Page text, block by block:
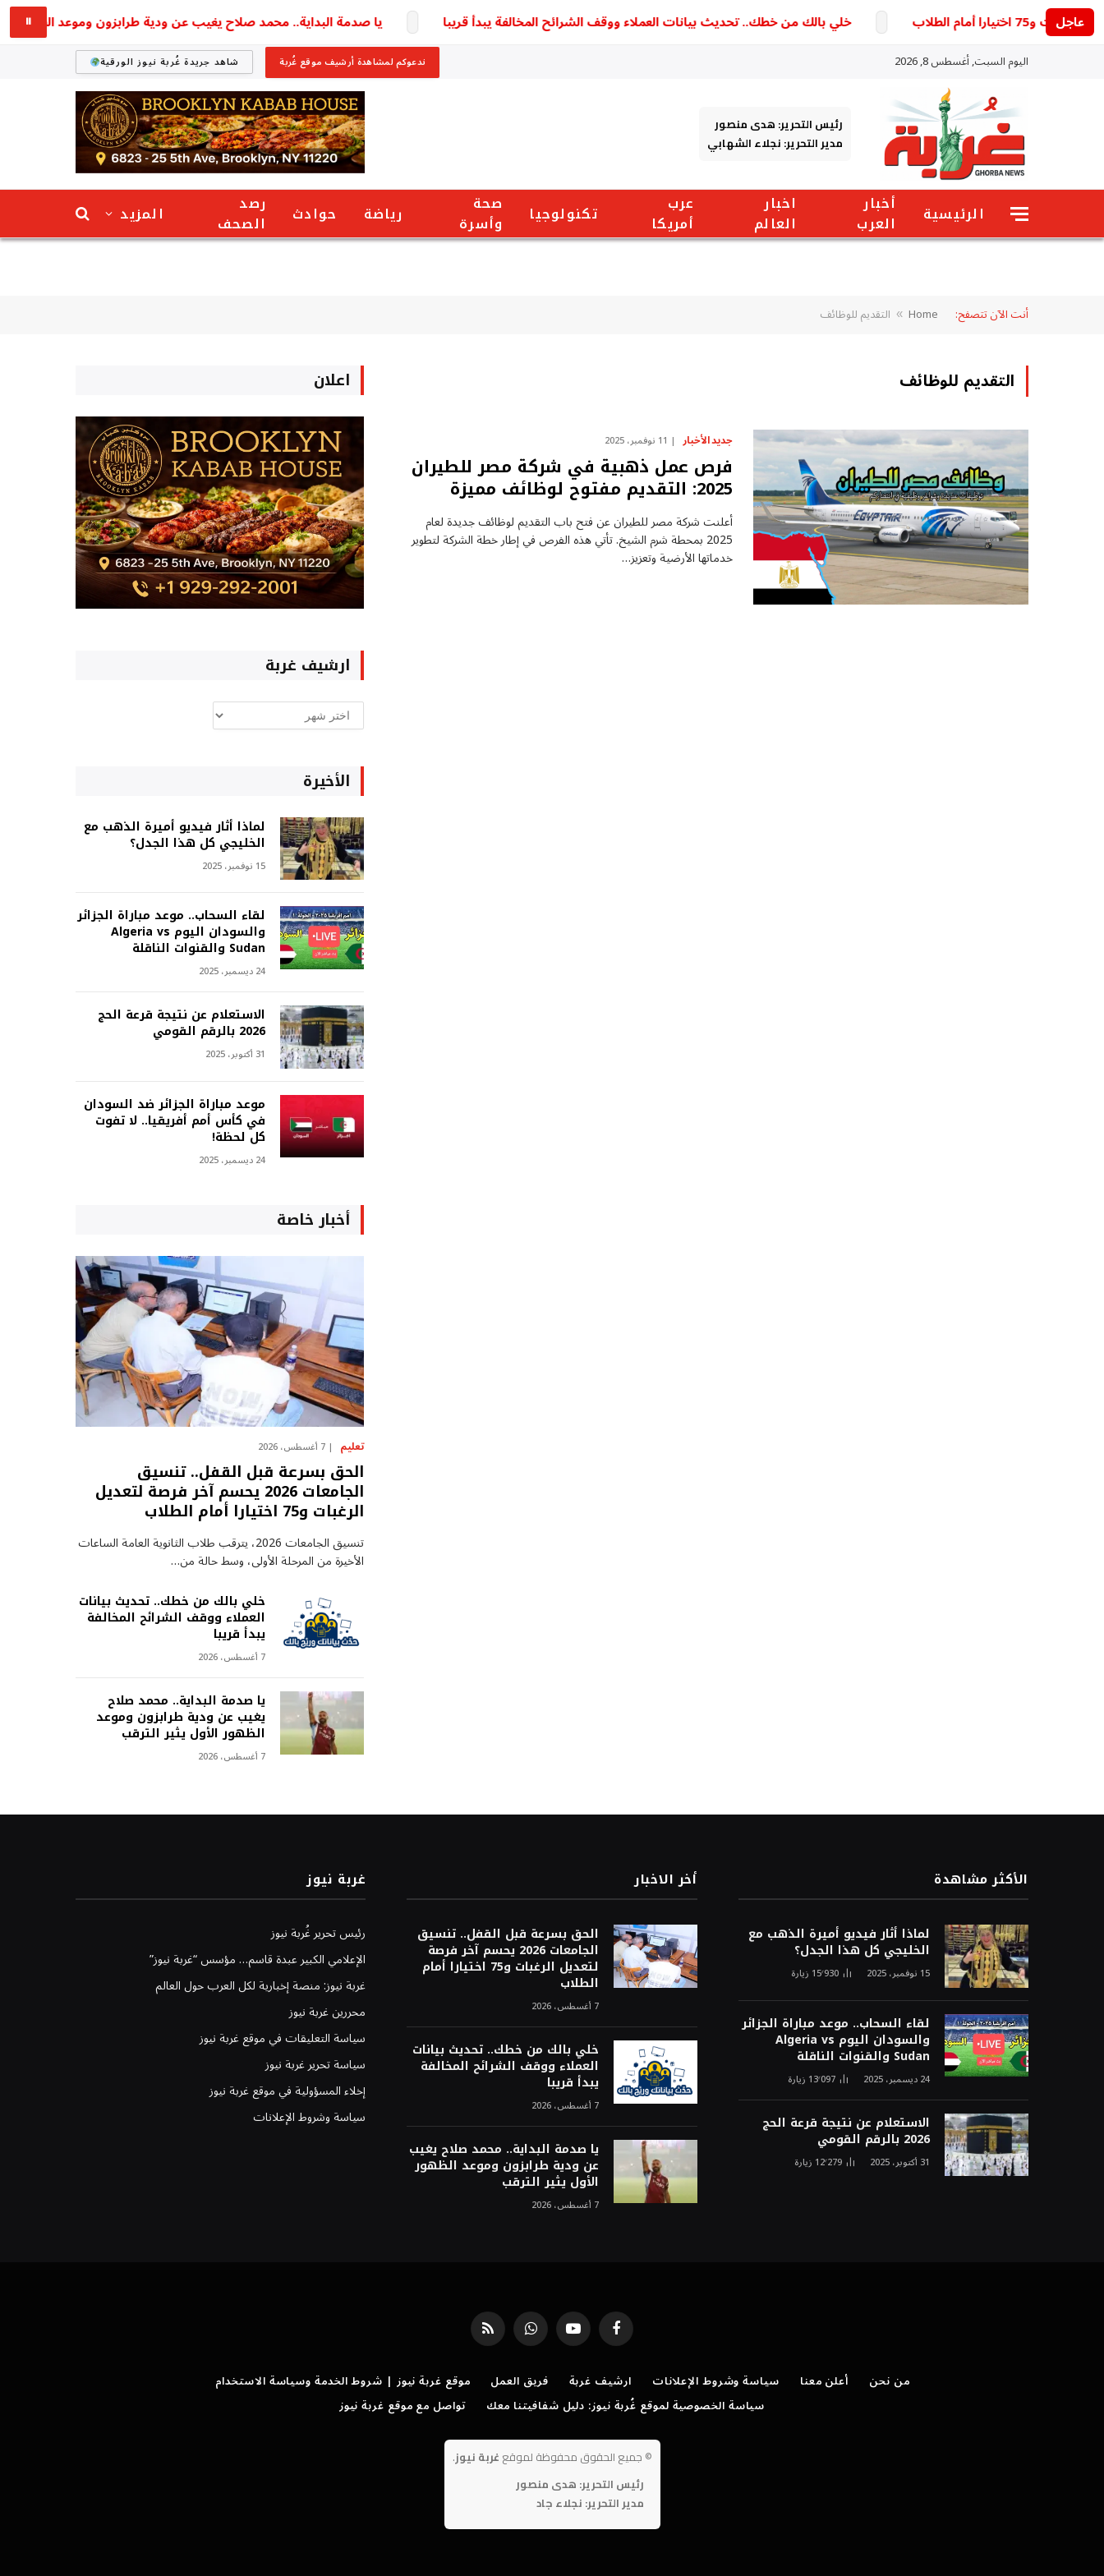
عاجل خلي بالك من خطك.. تحديث بيانات العملاء ووقف الشرائح المخالفة يبدأ قريبا يا صدمة البداية.. محمد صلاح يغيب عن ودية طرابزون وموعد الظهور الأول
⏸
اليوم السبت, أغسطس 8, 2026 ندعوكم لمشاهدة أرشيف موقع غُربة شاهد جريدة غُربة نيوز الورقية
رئيس التحرير: هدى منصور
مدير التحرير: نجلاء الشهابي
الرئيسية
أخبار
العرب
اخبار
العالم
عرب
أمريكا
تكنولوجيا
صحة
وأسرة
رياضة حوادث
رصد
الصحف
المزيد
أنت الآن تتصفح: Home
» التقديم للوظائف
التقديم للوظائف
جديد الأخبار 11 نوفمبر، 2025
فرص عمل ذهبية في شركة مصر للطيران
2025: التقديم مفتوح لوظائف مميزة
أعلنت شركة مصر للطيران عن فتح باب التقديم لوظائف جديدة لعام
2025 بمحطة شرم الشيخ. تأتي هذه الفرص في إطار خطة الشركة لتطوير
خدماتها الأرضية وتعزيز…
اعلان
ارشيف غربة
ارشيف
غربة
الأخيرة
لماذا أثار فيديو أميرة الذهب مع
الخليجي كل هذا الجدل؟
15 نوفمبر، 2025
لقاء السحاب.. موعد مباراة الجزائر
والسودان اليوم Algeria vs
Sudan والقنوات الناقلة
24 ديسمبر، 2025
الاستعلام عن نتيجة قرعة الحج
2026 بالرقم القومي
31 أكتوبر، 2025
موعد مباراة الجزائر ضد السودان
في كأس أمم أفريقيا.. لا تفوت
كل لحظة!
24 ديسمبر، 2025
أخبار خاصة
تعليم 7 أغسطس، 2026
الحق بسرعة قبل القفل.. تنسيق
الجامعات 2026 يحسم آخر فرصة لتعديل
الرغبات و75 اختيارا أمام الطلاب
تنسيق الجامعات 2026، يترقب طلاب الثانوية العامة الساعات
الأخيرة من المرحلة الأولى، وسط حالة من…
خلي بالك من خطك.. تحديث بيانات
العملاء ووقف الشرائح المخالفة
يبدأ قريبا
7 أغسطس، 2026
يا صدمة البداية.. محمد صلاح
يغيب عن ودية طرابزون وموعد
الظهور الأول يثير الترقب
7 أغسطس، 2026
الأكثر مشاهدة
لماذا أثار فيديو أميرة الذهب مع
الخليجي كل هذا الجدل؟
15 نوفمبر، 2025 15٬930 زيارة
لقاء السحاب.. موعد مباراة الجزائر
والسودان اليوم Algeria vs
Sudan والقنوات الناقلة
24 ديسمبر، 2025 13٬097 زيارة
الاستعلام عن نتيجة قرعة الحج
2026 بالرقم القومي
31 أكتوبر، 2025 12٬279 زيارة
أخر الاخبار
الحق بسرعة قبل القفل.. تنسيق
الجامعات 2026 يحسم آخر فرصة
لتعديل الرغبات و75 اختيارا أمام
الطلاب
7 أغسطس، 2026
خلي بالك من خطك.. تحديث بيانات
العملاء ووقف الشرائح المخالفة
يبدأ قريبا
7 أغسطس، 2026
يا صدمة البداية.. محمد صلاح يغيب
عن ودية طرابزون وموعد الظهور
الأول يثير الترقب
7 أغسطس، 2026
غربة نيوز
رئيس تحرير غُربة نيوز
الإعلامي الكبير عبدة قاسم… مؤسس “غربة نيوز”
غربة نيوز: منصة إخبارية لكل العرب حول العالم
محررين غربة نيوز
سياسة التعليقات في موقع غربة نيوز
سياسة تحرير غربة نيوز
إخلاء المسؤولية في موقع غربة نيوز
سياسة وشروط الإعلانات
فيسبوك يوتيوب واتساب RSS
من نحن أعلن معنا سياسة وشروط الإعلانات ارشيف غربة فريق العمل
موقع غربة نيوز | شروط الخدمة وسياسة الاستخدام
سياسة الخصوصية لموقع غُربة نيوز: دليل شفافيتنا معك
تواصل مع موقع غربة نيوز
© جميع الحقوق محفوظة لموقع غربة نيوز.
رئيس التحرير: هدى منصور
مدير التحرير: نجلاء جاد